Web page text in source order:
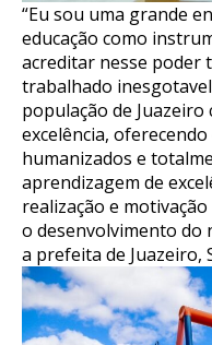
“Eu sou uma grande
educação como
acreditar nesse
trabalhado
população de Juazeiro
excelência,
humanizados e
aprendizagem de
realização e
o desenvolvimento do
a prefeita de Juazeiro,